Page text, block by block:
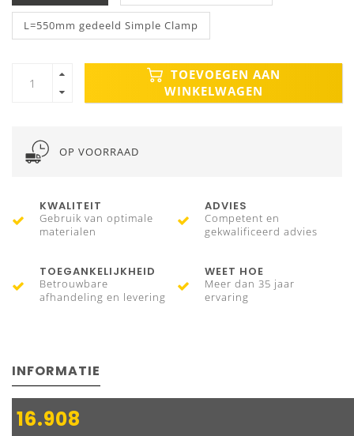
L=550mm gedeeld Simple Clamp
TOEVOEGEN AAN
WINKELWAGEN
OP VOORRAAD
KWALITEIT
Gebruik van optimale
materialen
ADVIES
Competent en
gekwalificeerd advies
TOEGANKELIJKHEID
Betrouwbare
afhandeling en levering
WEET HOE
Meer dan 35 jaar
ervaring
INFORMATIE
16.908